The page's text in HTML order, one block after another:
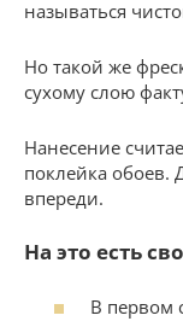
называться
Но такой же
сухому слою
Нанесение
поклейка обоев.
впереди.
На это есть
В первом